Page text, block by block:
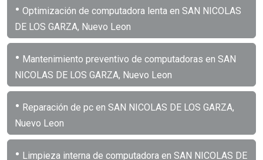
• Optimización de computadora lenta en SAN NICOLAS
DE LOS GARZA, Nuevo Leon
• Mantenimiento preventivo de computadoras en SAN
NICOLAS DE LOS GARZA, Nuevo Leon
• Reparación de pc en SAN NICOLAS DE LOS GARZA,
Nuevo Leon
• Limpieza interna de computadora en SAN NICOLAS DE